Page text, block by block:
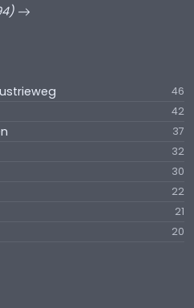
46
42
37
32
30
22
21
20